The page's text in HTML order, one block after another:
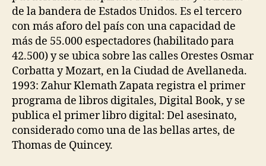
de la bandera de Estados Unidos. Es el tercero
con más aforo del país con una capacidad de
más de 55.000 espectadores (habilitado para
42.500) y se ubica sobre las calles Orestes Osmar
Corbatta y Mozart, en la Ciudad de Avellaneda.
1993: Zahur Klemath Zapata registra el primer
programa de libros digitales, Digital Book, y se
publica el primer libro digital: Del asesinato,
considerado como una de las bellas artes, de
Thomas de Quincey.